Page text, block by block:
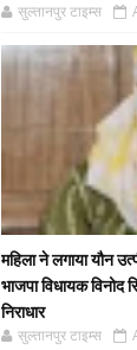
सुल्तानपुर टाइम्स
महिला ने लगाया यौन
भाजपा विधायक विनोद
निराधार
सुल्तानपुर टाइम्स